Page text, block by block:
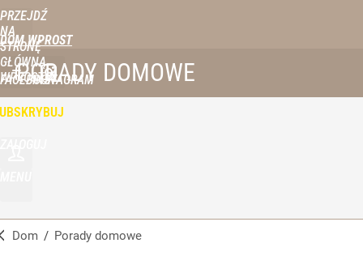
PRZEJDŹ
NA
STRONĘ
GŁÓWNĄ
WPROST.PL
DOM WPROST
FACEBOOKINSTAGRAM
PORADY DOMOWE
Dom / Porady domowe